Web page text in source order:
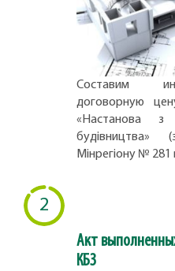
Составим
договорную
«Настанова з
будівництва»
Мінрегіону № 281
2
Акт
КБ3